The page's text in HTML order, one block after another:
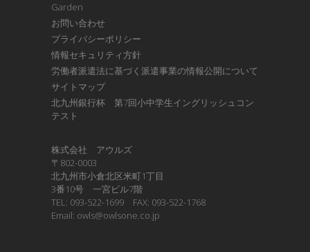
Garden
お問い合わせ
プライバシーポリシー
情報セキュリティ方針
労働者派遣法に基づく派遣事業の情報公開について
サイトマップ
北九州銀行杯 第7回小中学生イングリッシュコン
テスト
株式会社 アウルズ
〒802-0003
北九州市小倉北区米町1丁目
3番10号 一宮ビル7階
TEL: 093-522-1699 FAX: 093-522-1768
Email: owls@owlsone.co.jp